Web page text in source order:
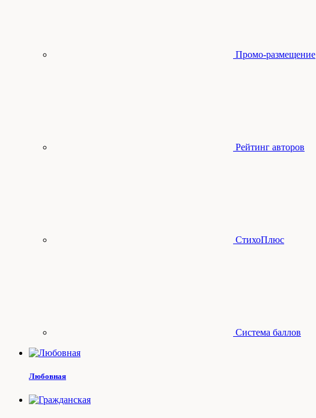
Промо-размещение
Рейтинг авторов
СтихоПлюс
Система баллов
Любовная